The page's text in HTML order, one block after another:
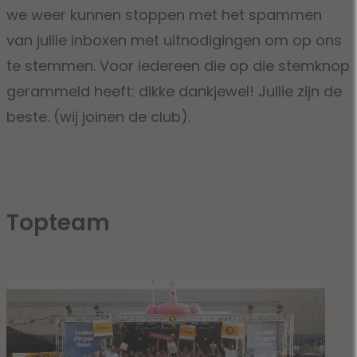
we weer kunnen stoppen met het spammen
van jullie inboxen met uitnodigingen om op ons
te stemmen. Voor iedereen die op die stemknop
gerammeld heeft: dikke dankjewel! Jullie zijn de
beste. (wij joinen de club).
Topteam